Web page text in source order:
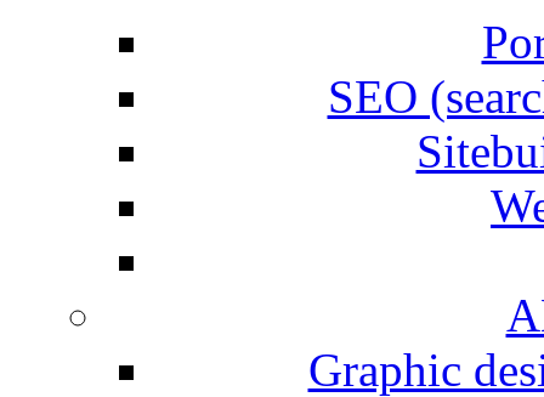
SEO
Graphic